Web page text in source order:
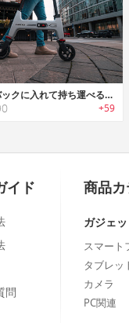
HiMo｜バックに入れて持ち運べるコンパクトサイズ折りたたみ式Eバイク「ヒーモー」
+59
イド
問
商品
ガジェッ
スマート
タブレッ
カメラ
PC関連